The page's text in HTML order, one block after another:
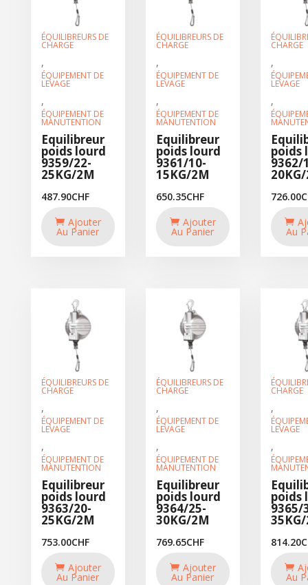
ÉQUILIBREURS DE
CHARGE
,
ÉQUIPEMENT DE
LEVAGE
,
ÉQUIPEMENT DE
MANUTENTION
Equilibreur
poids lourd
9359/22-
25KG/2M
487.90CHF
Ajouter
Au Panier
ÉQUILIBREURS DE
CHARGE
,
ÉQUIPEMENT DE
LEVAGE
,
ÉQUIPEMENT DE
MANUTENTION
Equilibreur
poids lourd
9361/10-
15KG/2M
650.35CHF
Ajouter
Au Panier
CHARGE
,
LEVAGE
,
poids
9362/
726.00
Au
ÉQUILIBREURS DE
CHARGE
,
ÉQUIPEMENT DE
LEVAGE
,
ÉQUIPEMENT DE
MANUTENTION
Equilibreur
poids lourd
9363/20-
25KG/2M
753.00CHF
Ajouter
Au Panier
ÉQUILIBREURS DE
CHARGE
,
ÉQUIPEMENT DE
LEVAGE
,
ÉQUIPEMENT DE
MANUTENTION
Equilibreur
poids lourd
9364/25-
30KG/2M
769.65CHF
Ajouter
Au Panier
CHARGE
,
LEVAGE
,
poids
9365/
814.20
Au